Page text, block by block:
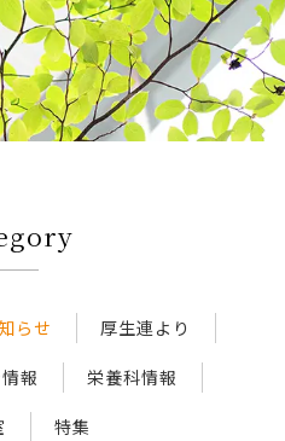
らせ 厚生連より
報 栄養科情報
特集